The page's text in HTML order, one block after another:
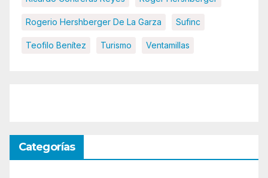
Rogerio Hershberger De La Garza Sufinc
Teofilo Benítez Turismo Ventamillas
Categorías